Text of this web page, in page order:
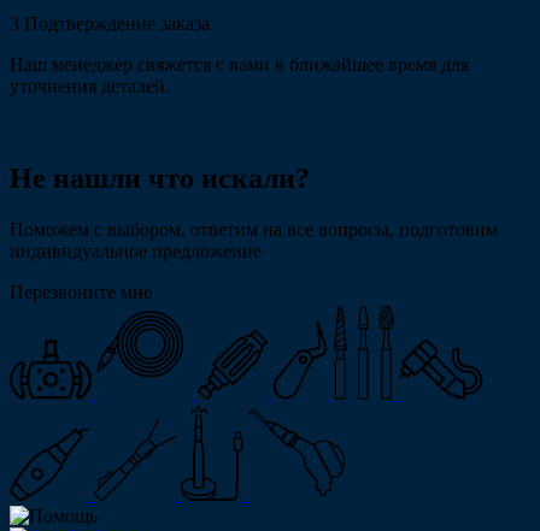
3 Подтверждение заказа
Наш менеджер свяжется с вами в ближайшее время для
уточнения деталей.
Не нашли что искали?
Поможем с выбором, ответим на все вопросы, подготовим
индивидуальное предложение
Перезвоните мне